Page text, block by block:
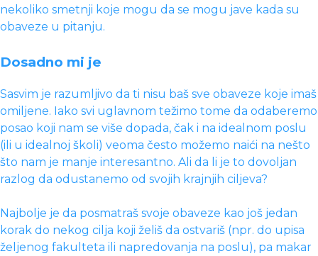
nekoliko smetnji koje mogu da se mogu jave kada su
obaveze u pitanju.
Dosadno mi je
Sasvim je razumljivo da ti nisu baš sve obaveze koje imaš
omiljene. Iako svi uglavnom težimo tome da odaberemo
posao koji nam se više dopada, čak i na idealnom poslu
(ili u idealnoj školi) veoma često možemo naići na nešto
što nam je manje interesantno. Ali da li je to dovoljan
razlog da odustanemo od svojih krajnjih ciljeva?
Najbolje je da posmatraš svoje obaveze kao još jedan
korak do nekog cilja koji želiš da ostvariš (npr. do upisa
željenog fakulteta ili napredovanja na poslu), pa makar